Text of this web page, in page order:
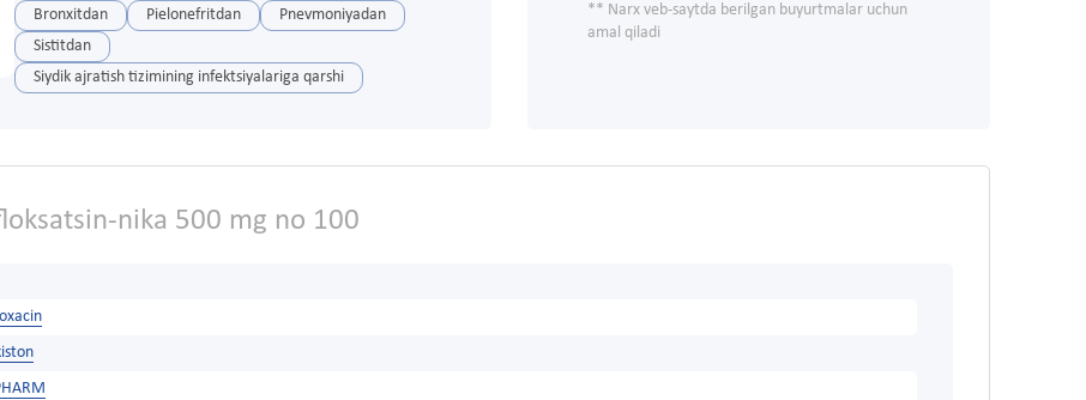
Bronxitdan Pielonefritdan
Pnevmoniyadan
Sistitdan
Siydik ajratish tizimining infektsiyalariga qarshi
** Narx veb-saytda berilgan buyurtmalar uchun
amal qiladi
nika 500 mg no 100